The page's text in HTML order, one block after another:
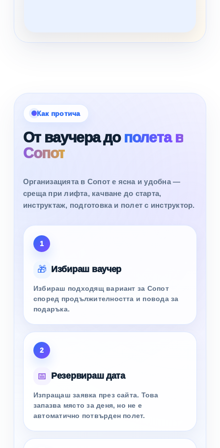
Как протича
От ваучера до полета в
Сопот
Организацията в Сопот е ясна и удобна —
среща при лифта, качване до старта,
инструктаж, подготовка и полет с инструктор.
1
🎁 Избираш ваучер
Избираш подходящ вариант за Сопот
според продължителността и повода за
подаръка.
2
📅 Резервираш дата
Изпращаш заявка през сайта. Това
запазва място за деня, но не е
автоматично потвърден полет.